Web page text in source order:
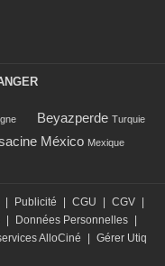
Beyazperde Turquie
México Mexique
| Publicité | CGU | CGV |
| Données Personnelles |
AlloCiné | Gérer Utiq